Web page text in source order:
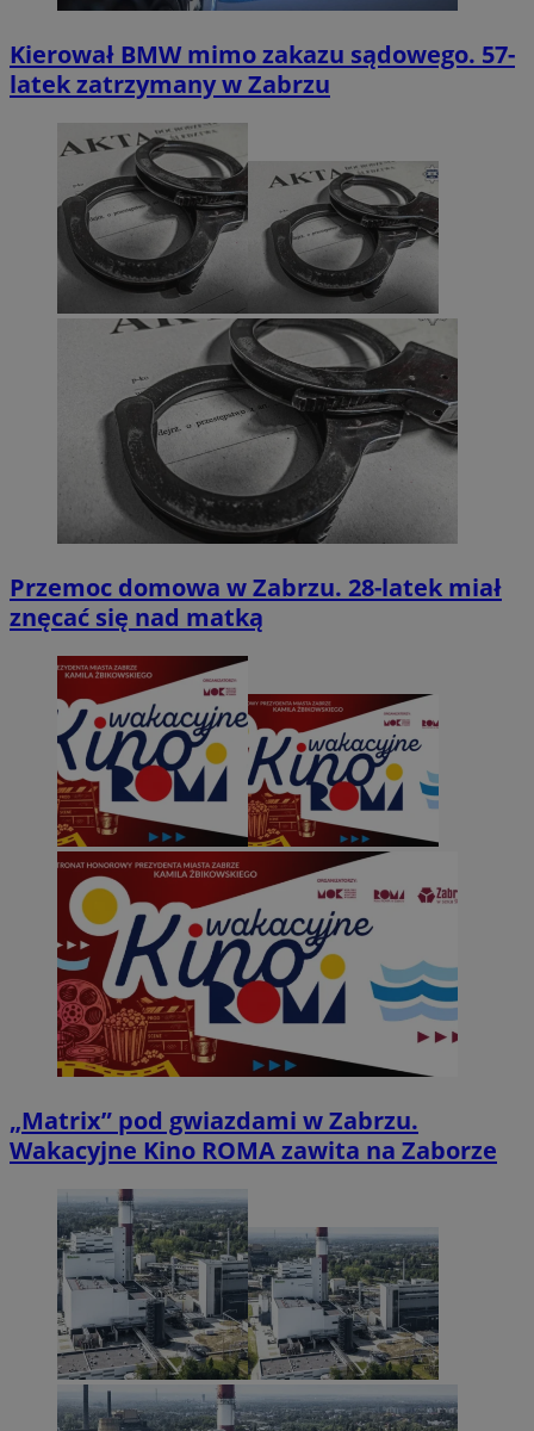
Kierował BMW mimo zakazu sądowego. 57-
latek zatrzymany w Zabrzu
Przemoc domowa w Zabrzu. 28-latek miał
znęcać się nad matką
„Matrix” pod gwiazdami w Zabrzu.
Wakacyjne Kino ROMA zawita na Zaborze